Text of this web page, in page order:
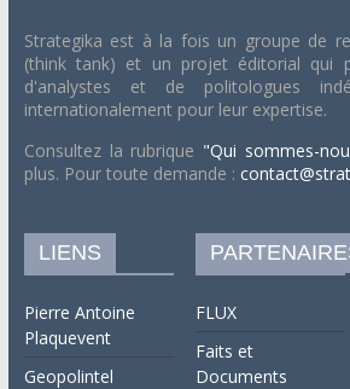
Strategika est à la fois un groupe de
(think tank) et un projet éditorial qui
d'analystes et de politologues
internationalement pour leur expertise.
Consultez la rubrique "Qui sommes-
plus. Pour toute demande :
LIENS
Pierre Antoine
Plaquevent
Geopolintel
FLUX
Faits et
Documents